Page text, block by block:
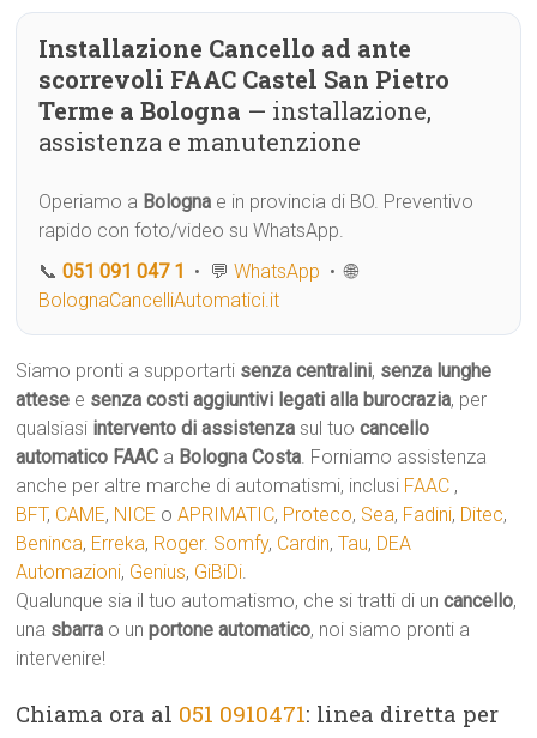
Installazione Cancello ad ante
scorrevoli FAAC Castel San Pietro
Terme a Bologna — installazione,
assistenza e manutenzione
Operiamo a Bologna e in provincia di BO. Preventivo
rapido con foto/video su WhatsApp.
📞051 091 047 1 • 💬WhatsApp • 🌐
BolognaCancelliAutomatici.it
Siamo pronti a supportarti senza centralini, senza lunghe
attese e senza costi aggiuntivi legati alla burocrazia, per
qualsiasi intervento di assistenza sul tuocancello
automatico FAAC a Bologna Costa. Forniamo assistenza
anche per altre marche di automatismi, inclusi FAAC ,
BFT, CAME, NICE oAPRIMATIC, Proteco, Sea, Fadini, Ditec,
Beninca, Erreka, Roger. Somfy, Cardin,Tau, DEA
Automazioni, Genius, GiBiDi.
Qualunque sia il tuo automatismo, che si tratti di uncancello,
una sbarra o unportone automatico, noi siamo pronti a
intervenire!
Chiama ora al 051 0910471: linea diretta per